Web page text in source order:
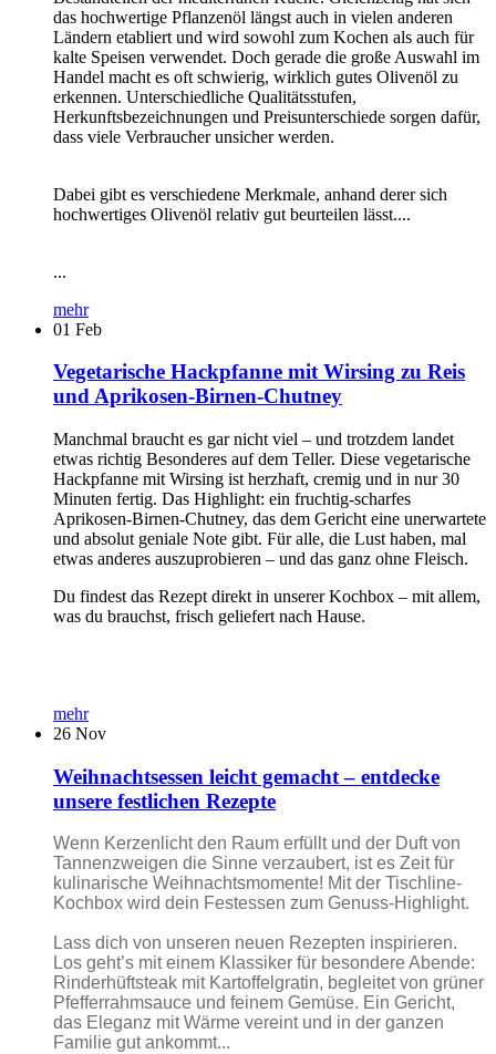
das hochwertige Pflanzenöl längst auch in vielen anderen
Ländern etabliert und wird sowohl zum Kochen als auch für
kalte Speisen verwendet. Doch gerade die große Auswahl im
Handel macht es oft schwierig, wirklich gutes Olivenöl zu
erkennen. Unterschiedliche Qualitätsstufen,
Herkunftsbezeichnungen und Preisunterschiede sorgen dafür,
dass viele Verbraucher unsicher werden.
Dabei gibt es verschiedene Merkmale, anhand derer sich
hochwertiges Olivenöl relativ gut beurteilen lässt....
...
mehr
01 Feb
Vegetarische Hackpfanne mit Wirsing zu Reis
und Aprikosen-Birnen-Chutney
Manchmal braucht es gar nicht viel – und trotzdem landet
etwas richtig Besonderes auf dem Teller. Diese vegetarische
Hackpfanne mit Wirsing ist herzhaft, cremig und in nur 30
Minuten fertig. Das Highlight: ein fruchtig-scharfes
Aprikosen-Birnen-Chutney, das dem Gericht eine unerwartete
und absolut geniale Note gibt. Für alle, die Lust haben, mal
etwas anderes auszuprobieren – und das ganz ohne Fleisch.
Du findest das Rezept direkt in unserer Kochbox – mit allem,
was du brauchst, frisch geliefert nach Hause.
mehr
26 Nov
Weihnachtsessen leicht gemacht – entdecke
unsere festlichen Rezepte
Wenn Kerzenlicht den Raum erfüllt und der Duft von
Tannenzweigen die Sinne verzaubert, ist es Zeit für
kulinarische Weihnachtsmomente! Mit der Tischline-
Kochbox wird dein Festessen zum Genuss-Highlight.
Lass dich von unseren neuen Rezepten inspirieren.
Los geht’s mit einem Klassiker für besondere Abende:
Rinderhüftsteak mit Kartoffelgratin, begleitet von grüner
Pfefferrahmsauce und feinem Gemüse. Ein Gericht,
das Eleganz mit Wärme vereint und in der ganzen
Familie gut ankommt...